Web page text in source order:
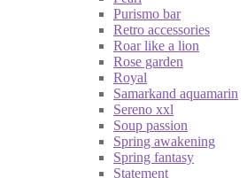
Purismo bar
Retro accessories
Roar like a lion
Rose garden
Royal
Samarkand aquamarin
Sereno xxl
Soup passion
Spring awakening
Spring fantasy
Statement